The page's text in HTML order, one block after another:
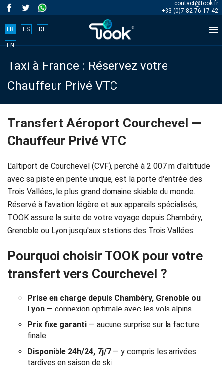
contact@took.fr
+33 (0)7 82 76 17 42

FR ES DE
EN
Taxi à France : Réservez votre
Chauffeur Privé VTC
Book
your
trip
now!
BOOK
Accueil
Réservation
Services
de
chauffeur
Transferts
Aéroports
Solutions
Transfert Aéroport Courchevel —
Chauffeur Privé VTC
L'altiport de Courchevel (CVF), perché à 2 007 m d'altitude
avec sa piste en pente unique, est la porte d'entrée des
Trois Vallées, le plus grand domaine skiable du monde.
Réservé à l'aviation légère et aux appareils spécialisés,
TOOK assure la suite de votre voyage depuis Chambéry,
Grenoble ou Lyon jusqu'aux stations des Trois Vallées.
Pourquoi choisir TOOK pour votre
transfert vers Courchevel ?
Prise en charge depuis Chambéry, Grenoble ou
Lyon — connexion optimale avec les vols alpins
Prix fixe garanti — aucune surprise sur la facture
finale
Disponible 24h/24, 7j/7 — y compris les arrivées
tardives en saison de ski